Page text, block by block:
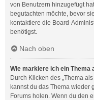
von Benutzern hinzugefügt
begutachten möchte, bevor
kontaktiere die Board-
benötigst.
Nach oben
Wie markiere ich ein Thema
Durch Klicken des „Thema
kannst du das Thema wieder
Forums holen. Wenn du den